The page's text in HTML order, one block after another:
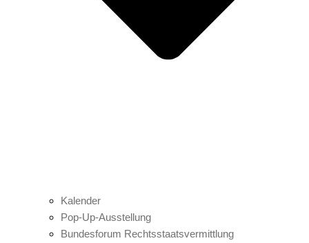
Kalender
Pop-Up-Ausstellung
Bundesforum Rechtsstaatsvermittlung